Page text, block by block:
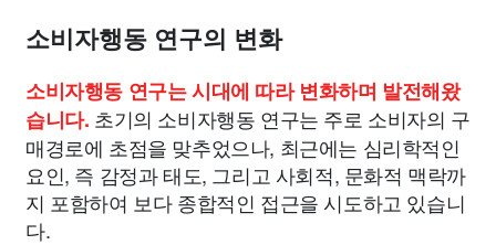
소비자행동 연구의 변화
소비자행동 연구는 시대에 따라 변화하며 발전해왔
습니다. 초기의 소비자행동 연구는 주로 소비자의 구
매경로에 초점을 맞추었으나, 최근에는 심리학적인
요인, 즉 감정과 태도, 그리고 사회적, 문화적 맥락까
지 포함하여 보다 종합적인 접근을 시도하고 있습니
다.